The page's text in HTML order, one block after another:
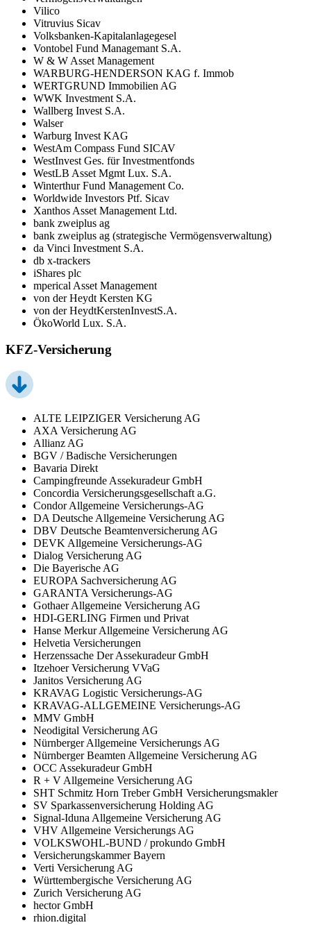
Vilico
Vitruvius Sicav
Volksbanken-Kapitalanlagegesel
Vontobel Fund Managemant S.A.
W & W Asset Management
WARBURG-HENDERSON KAG f. Immob
WERTGRUND Immobilien AG
WWK Investment S.A.
Wallberg Invest S.A.
Walser
Warburg Invest KAG
WestAm Compass Fund SICAV
WestInvest Ges. für Investmentfonds
WestLB Asset Mgmt Lux. S.A.
Winterthur Fund Management Co.
Worldwide Investors Ptf. Sicav
Xanthos Asset Management Ltd.
bank zweiplus ag
bank zweiplus ag (strategische Vermögensverwaltung)
da Vinci Investment S.A.
db x-trackers
iShares plc
mperical Asset Management
von der Heydt Kersten KG
von der HeydtKerstenInvestS.A.
ÖkoWorld Lux. S.A.
KFZ-Versicherung
ALTE LEIPZIGER Versicherung AG
AXA Versicherung AG
Allianz AG
BGV / Badische Versicherungen
Bavaria Direkt
Campingfreunde Assekuradeur GmbH
Concordia Versicherungsgesellschaft a.G.
Condor Allgemeine Versicherungs-AG
DA Deutsche Allgemeine Versicherung AG
DBV Deutsche Beamtenversicherung AG
DEVK Allgemeine Versicherungs-AG
Dialog Versicherung AG
Die Bayerische AG
EUROPA Sachversicherung AG
GARANTA Versicherungs-AG
Gothaer Allgemeine Versicherung AG
HDI-GERLING Firmen und Privat
Hanse Merkur Allgemeine Versicherung AG
Helvetia Versicherungen
Herzenssache Der Assekuradeur GmbH
Itzehoer Versicherung VVaG
Janitos Versicherung AG
KRAVAG Logistic Versicherungs-AG
KRAVAG-ALLGEMEINE Versicherungs-AG
MMV GmbH
Neodigital Versicherung AG
Nürnberger Allgemeine Versicherungs AG
Nürnberger Beamten Allgemeine Versicherung AG
OCC Assekuradeur GmbH
R + V Allgemeine Versicherung AG
SHT Schmitz Horn Treber GmbH Versicherungsmakler
SV Sparkassenversicherung Holding AG
Signal-Iduna Allgemeine Versicherung AG
VHV Allgemeine Versicherungs AG
VOLKSWOHL-BUND / prokundo GmbH
Versicherungskammer Bayern
Verti Versicherung AG
Württembergische Versicherung AG
Zurich Versicherung AG
hector GmbH
rhion.digital